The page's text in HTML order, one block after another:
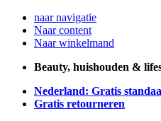
naar navigatie
Naar content
Naar winkelmand
Beauty, huishouden &
Nederland: Gratis
Gratis retourneren